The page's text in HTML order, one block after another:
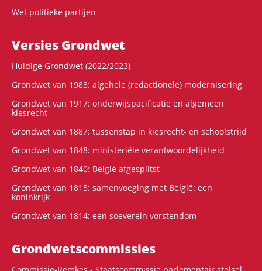
Wet politieke partijen
Versies Grondwet
Huidige Grondwet (2022/2023)
Grondwet van 1983: algehele (redactionele) modernisering
Grondwet van 1917: onderwijspacificatie en algemeen
kiesrecht
Grondwet van 1887: tussenstap in kiesrecht- en schoolstrijd
Grondwet van 1848: ministeriële verantwoordelijkheid
Grondwet van 1840: België afgesplitst
Grondwet van 1815: samenvoeging met België: een
koninkrijk
Grondwet van 1814: een soeverein vorstendom
Grondwets­commissies